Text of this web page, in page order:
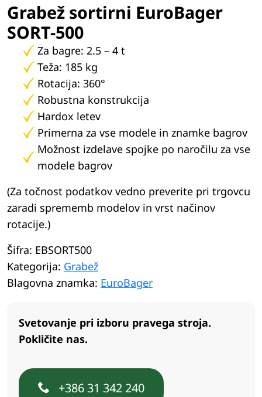
Grabež sortirni EuroBager
SORT-500
Za bagre: 2.5 – 4 t
Teža: 185 kg
Rotacija: 360°
Robustna konstrukcija
Hardox letev
Primerna za vse modele in znamke bagrov
Možnost izdelave spojke po naročilu za vse
modele bagrov
(Za točnost podatkov vedno preverite pri trgovcu
zaradi sprememb modelov in vrst načinov
rotacije.)
Šifra: EBSORT500
Kategorija: Grabež
Blagovna znamka: EuroBager
Svetovanje pri izboru pravega stroja.
Pokličite nas.
+386 31 342 240